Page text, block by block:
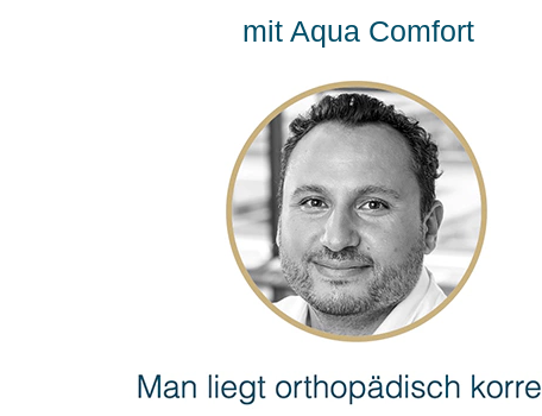
mit Aqua Comfort